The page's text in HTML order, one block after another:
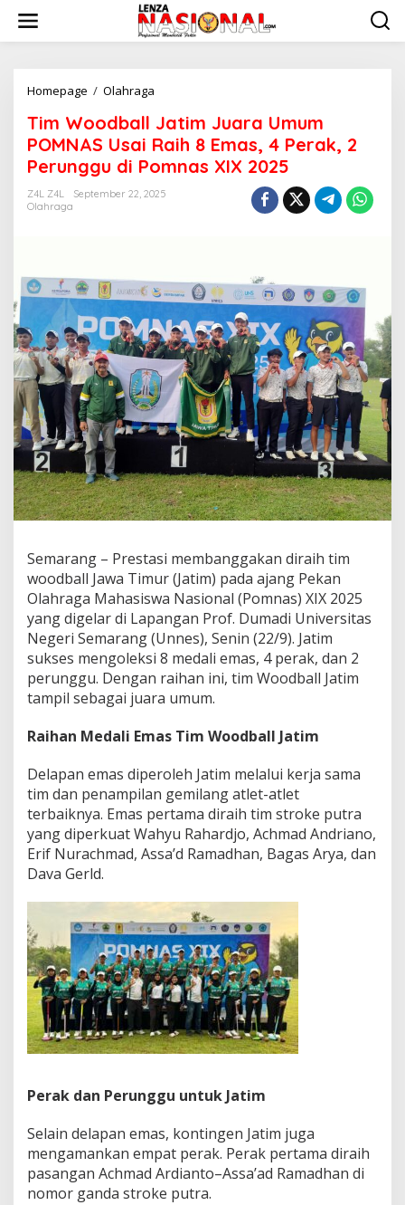
w
Homepage / Olahraga
m
W
o
o
d
a
t
i
m
J
u
a
r
a
U
m
P
O
A
S
U
s
a
i
R
a
i
E
a
s
4
P
e
k
,
2
P
e
r
u
n
g
g
i
o
m
n
a
s
Tim Woodball Jatim Juara Umum
POMNAS Usai Raih 8 Emas, 4 Perak, 2
Perunggu di Pomnas XIX 2025
Z4L Z4L
September 22, 2025
Olahraga
Semarang – Prestasi membanggakan diraih tim
woodball Jawa Timur (Jatim) pada ajang Pekan
Olahraga Mahasiswa Nasional (Pomnas) XIX 2025
yang digelar di Lapangan Prof. Dumadi Universitas
Negeri Semarang (Unnes), Senin (22/9). Jatim
sukses mengoleksi 8 medali emas, 4 perak, dan 2
perunggu. Dengan raihan ini, tim Woodball Jatim
tampil sebagai juara umum.
Raihan Medali Emas Tim Woodball Jatim
Delapan emas diperoleh Jatim melalui kerja sama
tim dan penampilan gemilang atlet-atlet
terbaiknya. Emas pertama diraih tim stroke putra
yang diperkuat Wahyu Rahardjo, Achmad Andriano,
Erif Nurachmad, Assa’d Ramadhan, Bagas Arya, dan
Dava Gerld.
Perak dan Perunggu untuk Jatim
Selain delapan emas, kontingen Jatim juga
mengamankan empat perak. Perak pertama diraih
pasangan Achmad Ardianto–Assa’ad Ramadhan di
nomor ganda stroke putra.